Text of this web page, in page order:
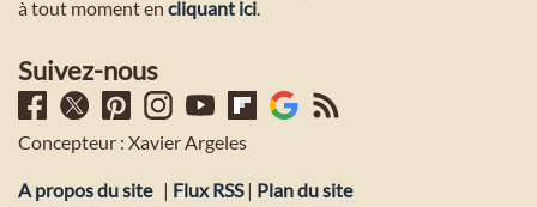
à tout moment en cliquant ici
Suivez-nous
Concepteur : Xavier Argeles
A propos du site | Flux RSS| Plan du site